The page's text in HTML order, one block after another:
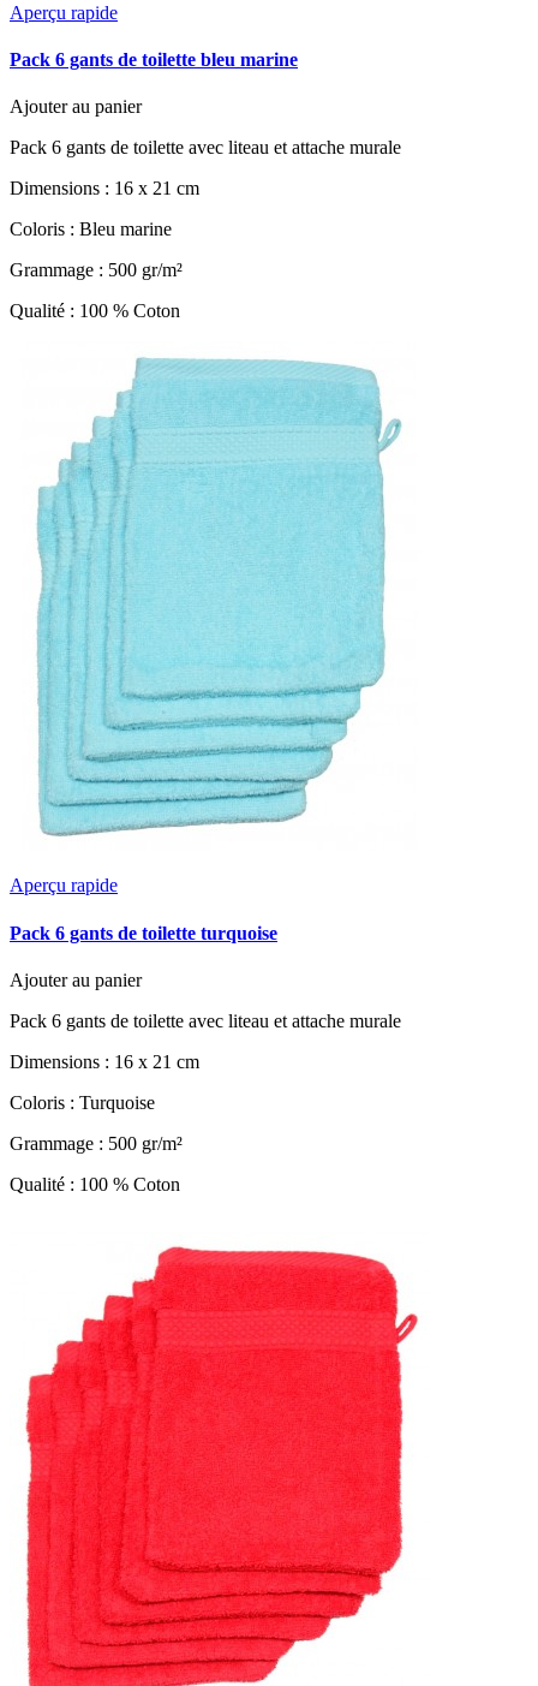
Aperçu rapide
Pack 6 gants de toilette bleu marine
Ajouter au panier
Pack 6 gants de toilette avec liteau et attache murale
Dimensions : 16 x 21 cm
Coloris : Bleu marine
Grammage : 500 gr/m²
Qualité : 100 % Coton
Aperçu rapide
Pack 6 gants de toilette turquoise
Ajouter au panier
Pack 6 gants de toilette avec liteau et attache murale
Dimensions : 16 x 21 cm
Coloris : Turquoise
Grammage : 500 gr/m²
Qualité : 100 % Coton